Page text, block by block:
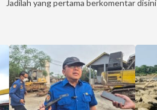
Jadilah yang pertama berkomentar disini